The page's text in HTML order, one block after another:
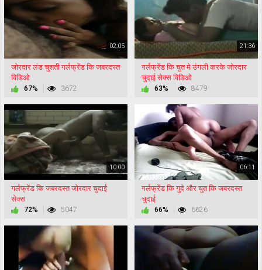
02:05
जोरदार लंड चुशती गर्लफ्रेंड कि जबरदस्त
विडिओ
67% 3672
21:36
गर्लफ्रेंड कि चुत मे उंगली करके जोरदार
चुदाई सेक्स विडिओ
63% 8479
10:00
गर्लफ्रेंड कि जबरदस्त जोरदार चुदाई
सेक्स
72% 5047
06:11
गर्लफ्रेंड कि गुदे और चुत कि जबरदस्त
चुदाई
66% 6626